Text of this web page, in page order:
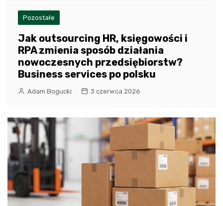
Pozostałe
Jak outsourcing HR, księgowości i
RPA zmienia sposób działania
nowoczesnych przedsiębiorstw?
Business services po polsku
Adam Bogucki 3 czerwca 2026